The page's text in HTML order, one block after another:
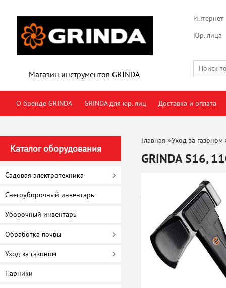
Магазин инструментов GRINDA
Интернет
Юр. лица
О бренде GRINDA GRINDA для юр. лиц Доставка и оплата
Каталог оборудования
Садовая электротехника
Снегоуборочный инвентарь
Уборочный инвентарь
Обработка почвы
Уход за газоном
Парники
Главная »Уход за газоном
GRINDA S16,